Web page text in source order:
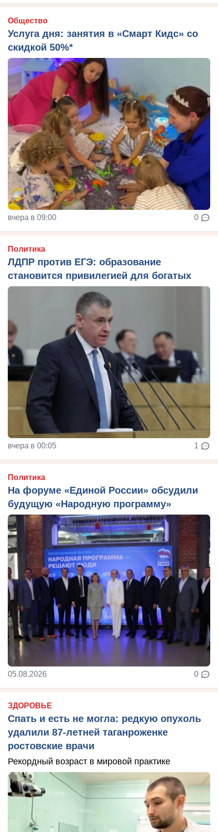
Общество
Услуга дня: занятия в «Смарт Кидс» со
скидкой 50%*
вчера в 09:00 0
Политика
ЛДПР против ЕГЭ: образование
становится привилегией для богатых
вчера в 00:05 1
Политика
На форуме «Единой России» обсудили
будущую «Народную программу»
05.08.2026 0
ЗДОРОВЬЕ
Спать и есть не могла: редкую опухоль
удалили 87-летней таганроженке
ростовские врачи
Рекордный возраст в мировой практике